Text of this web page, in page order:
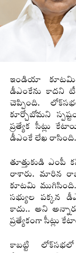
ఇండియా కూటమితో
డీఎంకేను కాదని
చెప్పింది.
కూర్చోబోమని
ప్రత్యేక సీట్లు
డీఎంకే లేఖ రాసింది.
తూత్తుకుడి
రాశారు. మారిన
కూటమి ముగిసింది.
సభ్యుల పక్కన
కాదు.. అని
ప్రత్యేకంగా సీట్లు
కాబట్టి